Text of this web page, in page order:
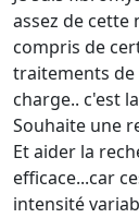
assez de cette
compris de
traitements
charge.. c'est
Souhaite une
Et aider la
efficace...car
intensité